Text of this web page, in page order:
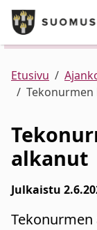
Siirry
Puhelinluettelo/
Palvelut
Ajankohtaista
Verkkokauppa
Kunta ja
Asuminen ja
Elinvoima
Kulttuuri,
Etusivu
alkanut
Julkaistu